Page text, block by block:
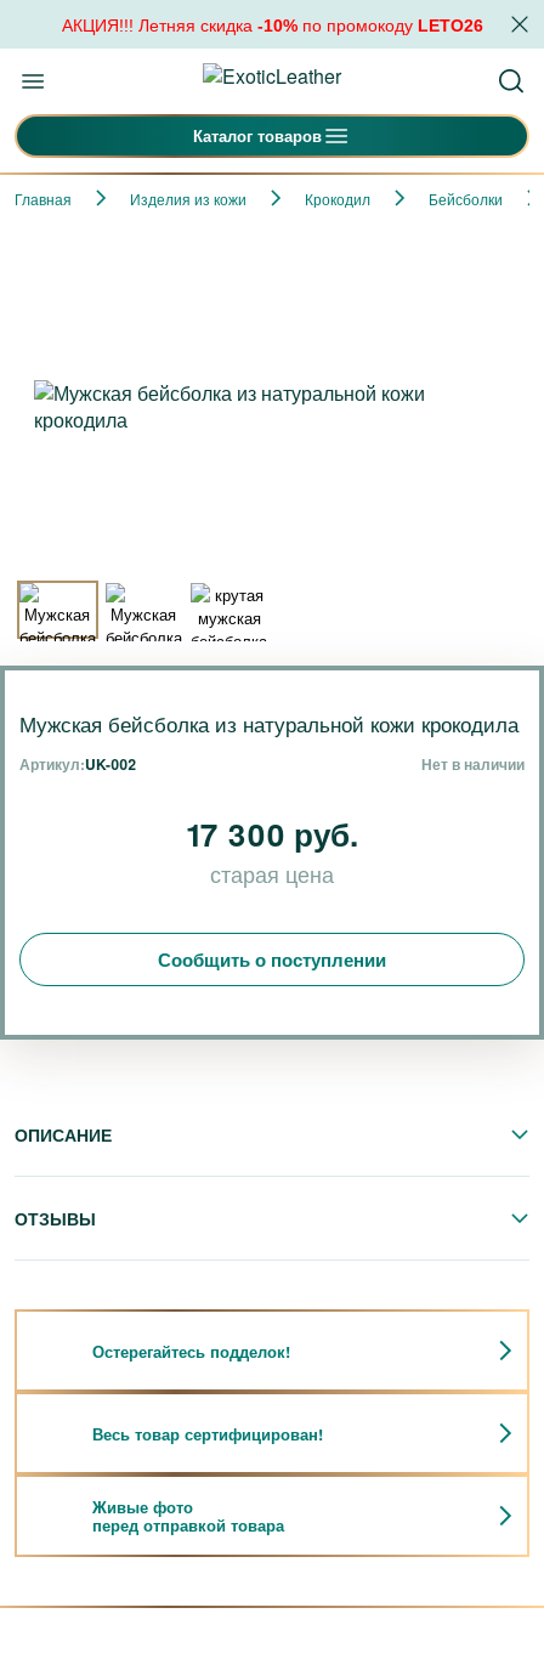
АКЦИЯ!!! Летняя скидка -10%по промокоду LETO26
Каталог товаров
Главная Изделия из кожи Крокодил Бейсболки
Мужская бейсболка из натуральной кожи крокодила
Артикул:UK-002 Нет в наличии
17 300 руб.
старая цена
Сообщить о поступлении
ОПИСАНИЕ
ОТЗЫВЫ
Остерегайтесь подделок!
Весь товар сертифицирован!
Живые фото
перед отправкой товара